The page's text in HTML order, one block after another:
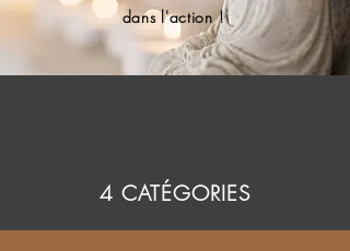
dans l'action !
4 CATÉGORIES